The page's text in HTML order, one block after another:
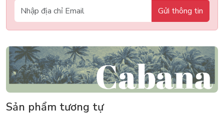
Gửi thông tin
Sản phẩm tương tự